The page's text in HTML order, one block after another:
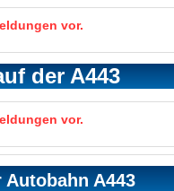
vor.
der A443
vor.
A443